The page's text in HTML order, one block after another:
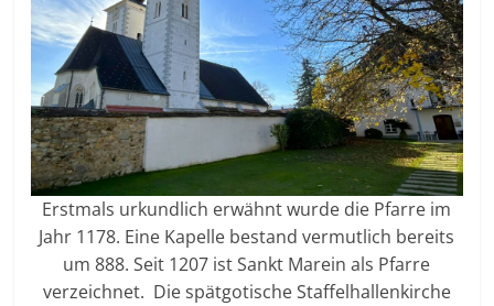
Erstmals urkundlich erwähnt wurde die Pfarre im
Jahr 1178. Eine Kapelle bestand vermutlich bereits
um 888. Seit 1207 ist Sankt Marein als Pfarre
verzeichnet. Die spätgotische Staffelhallenkirche